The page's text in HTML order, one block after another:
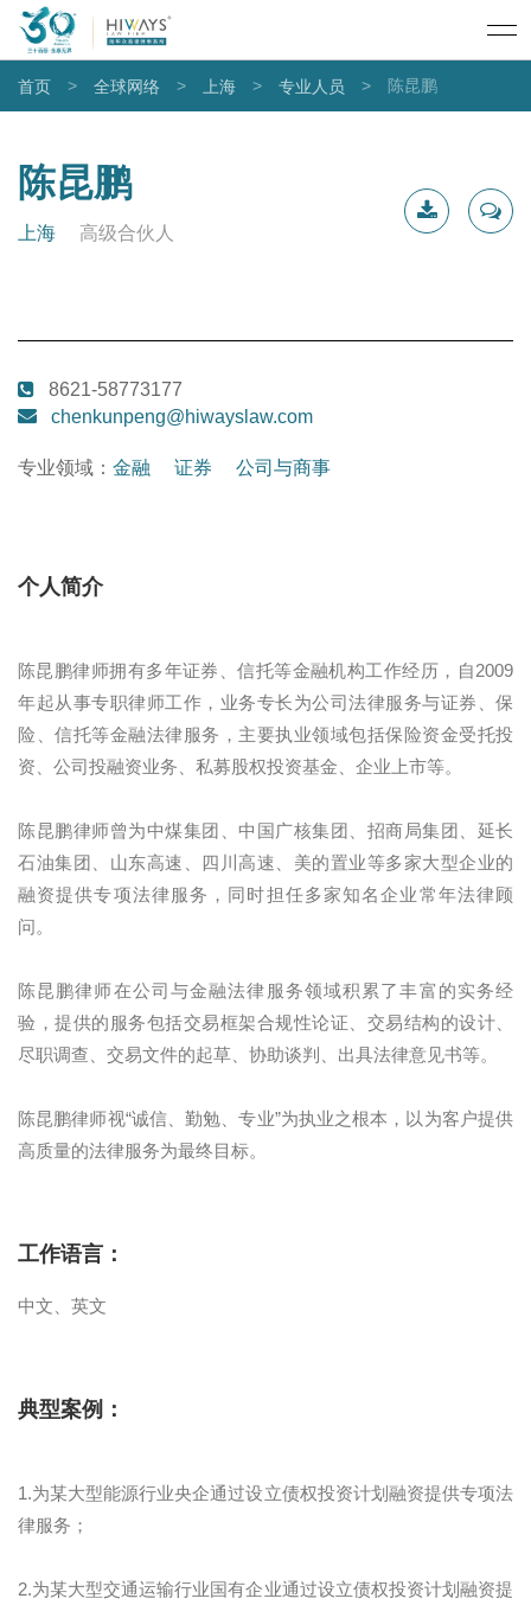
首页 > 全球网络 > 上海 > 专业人员 > 陈昆鹏
陈昆鹏
上海 高级合伙人
8621-58773177
chenkunpeng@hiwayslaw.com
专业领域： 金融 证券 公司与商事
个人简介
陈昆鹏律师拥有多年证券、信托等金融机构工作经历，自2009
年起从事专职律师工作，业务专长为公司法律服务与证券、保
险、信托等金融法律服务，主要执业领域包括保险资金受托投
资、公司投融资业务、私募股权投资基金、企业上市等。
陈昆鹏律师曾为中煤集团、中国广核集团、招商局集团、延长
石油集团、山东高速、四川高速、美的置业等多家大型企业的
融资提供专项法律服务，同时担任多家知名企业常年法律顾
问。
陈昆鹏律师在公司与金融法律服务领域积累了丰富的实务经
验，提供的服务包括交易框架合规性论证、交易结构的设计、
尽职调查、交易文件的起草、协助谈判、出具法律意见书等。
陈昆鹏律师视“诚信、勤勉、专业”为执业之根本，以为客户提供
高质量的法律服务为最终目标。
工作语言：
中文、英文
典型案例：
1.为某大型能源行业央企通过设立债权投资计划融资提供专项法
律服务；
2.为某大型交通运输行业国有企业通过设立债权投资计划融资提